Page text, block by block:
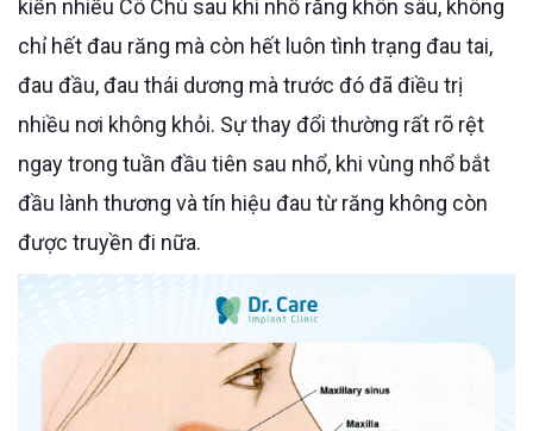
kiến nhiều Cô Chú sau khi nhổ răng khôn sâu, không
chỉ hết đau răng mà còn hết luôn tình trạng đau tai,
đau đầu, đau thái dương mà trước đó đã điều trị
nhiều nơi không khỏi. Sự thay đổi thường rất rõ rệt
ngay trong tuần đầu tiên sau nhổ, khi vùng nhổ bắt
đầu lành thương và tín hiệu đau từ răng không còn
được truyền đi nữa.